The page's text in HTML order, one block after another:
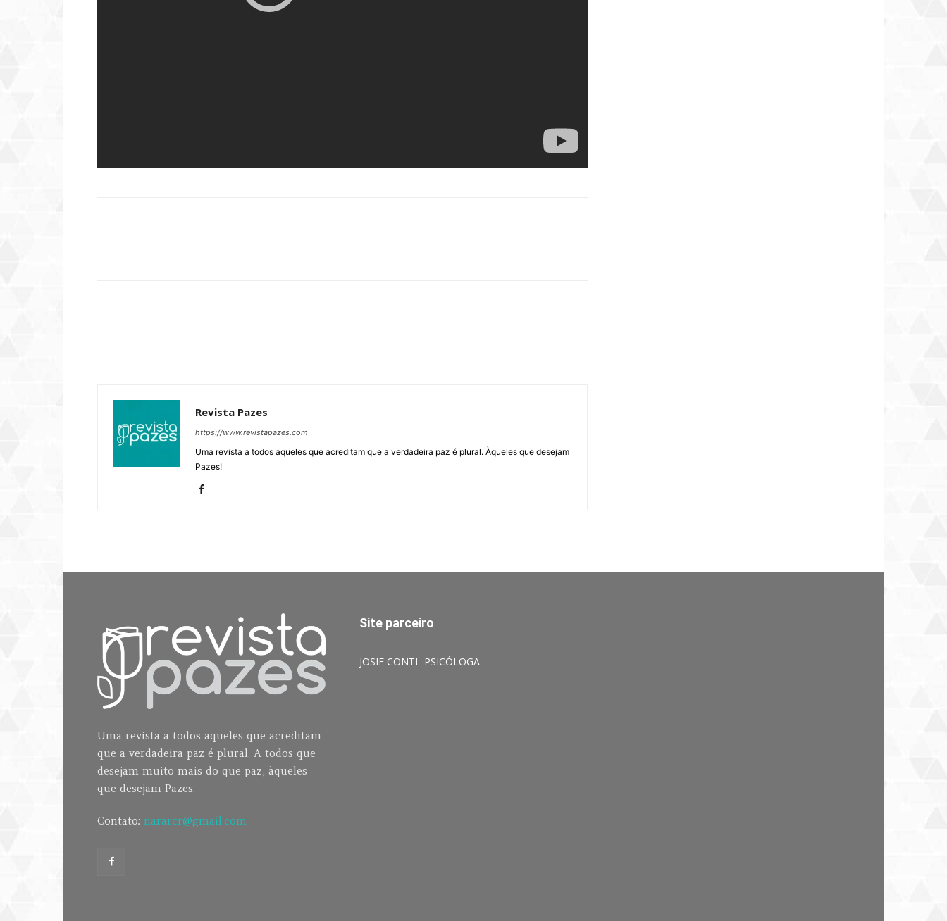
Revista Pazes
https://www.revistapazes.com
Uma revista a todos aqueles que acreditam que a verdadeira paz é plural. Àqueles que desejam
Pazes!
Uma revista a todos aqueles que acreditam
que a verdadeira paz é plural. A todos que
desejam muito mais do que paz, àqueles
que desejam Pazes.
Contato: nararcr@gmail.com
Site parceiro
JOSIE CONTI- PSICÓLOGA